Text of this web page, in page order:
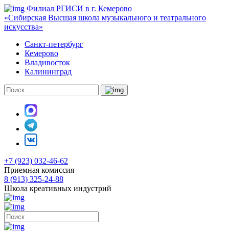
Филиал РГИСИ в г. Кемерово
«Сибирская Высшая школа музыкального и театрального
искусства»
Санкт-петербург
Кемерово
Владивосток
Калининград
+7 (923) 032-46-62
Приемная комиссия
8 (913) 325-24-88
Школа креативных индустрий